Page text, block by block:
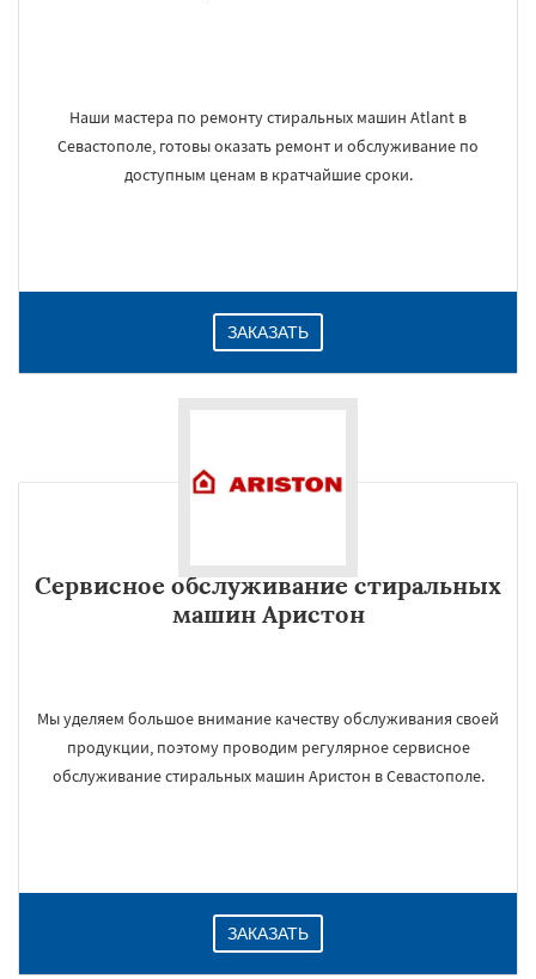
Наши мастера по ремонту стиральных машин Atlant в
Севастополе, готовы оказать ремонт и обслуживание по
доступным ценам в кратчайшие сроки.
ЗАКАЗАТЬ
Сервисное обслуживание стиральных
машин Аристон
Мы уделяем большое внимание качеству обслуживания своей
продукции, поэтому проводим регулярное сервисное
обслуживание стиральных машин Аристон в Севастополе.
ЗАКАЗАТЬ